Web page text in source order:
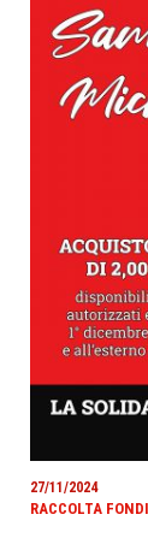
27/11/2024
RACCOLTA